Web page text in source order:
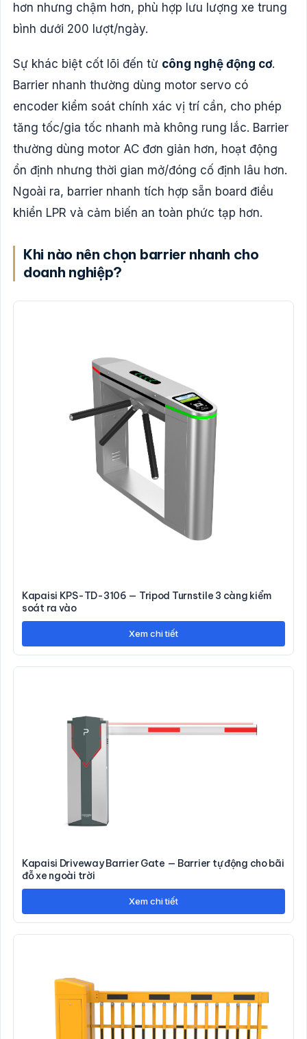
hơn nhưng chậm hơn, phù hợp lưu lượng xe trung
bình dưới 200 lượt/ngày.
Sự khác biệt cốt lõi đến từ công nghệ động cơ.
Barrier nhanh thường dùng motor servo có
encoder kiểm soát chính xác vị trí cần, cho phép
tăng tốc/gia tốc nhanh mà không rung lắc. Barrier
thường dùng motor AC đơn giản hơn, hoạt động
ổn định nhưng thời gian mở/đóng cố định lâu hơn.
Ngoài ra, barrier nhanh tích hợp sẵn board điều
khiển LPR và cảm biến an toàn phức tạp hơn.
Khi nào nên chọn barrier nhanh cho
doanh nghiệp?
Kapaisi KPS-TD-3106 — Tripod Turnstile 3 càng kiểm
soát ra vào
Xem chi tiết
Kapaisi Driveway Barrier Gate — Barrier tự động cho bãi
đỗ xe ngoài trời
Xem chi tiết